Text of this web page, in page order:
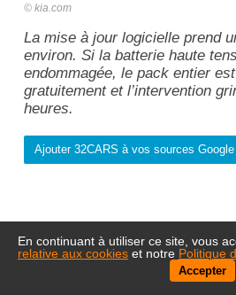
kia.com
La mise à jour logicielle prend
environ. Si la batterie haute
endommagée, le pack entier
gratuitement et l’intervention
heures.
Ajouter 32CARS à vos sources Google
En continuant à utiliser ce site, vous
relative aux cookies et notre Politique
Accepter